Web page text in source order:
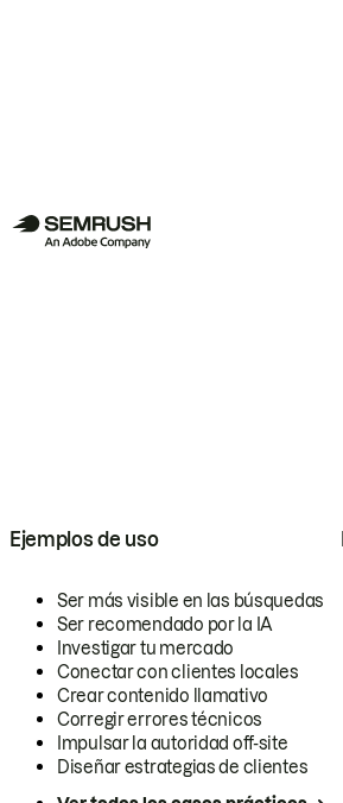
Ejemplos de uso
Ser más visible en las búsquedas
Ser recomendado por la IA
Investigar tu mercado
Conectar con clientes locales
Crear contenido llamativo
Corregir errores técnicos
Impulsar la autoridad off-site
Diseñar estrategias de clientes